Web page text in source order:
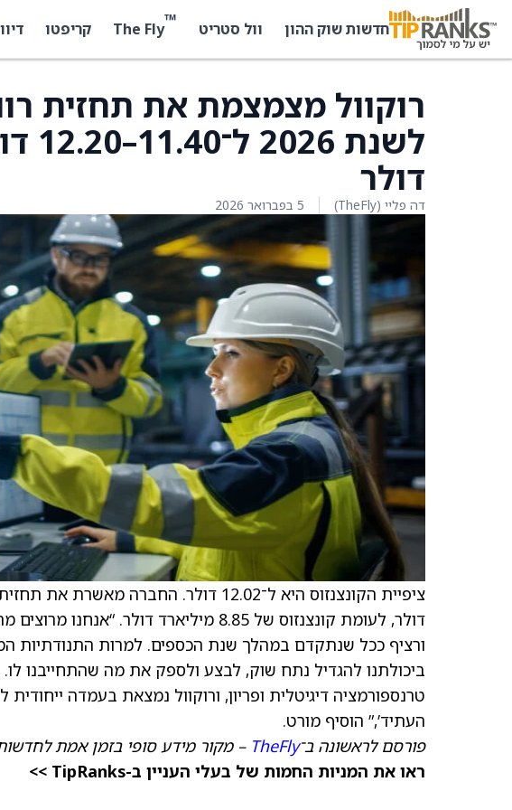
חדשות שוק ההון וול סטריט ™
The Fly קריפטו
דולר
דה פליי (TheFly) 5 בפברואר 2026
דולר, לעומת קונצנזוס של 8.85 מיליארד
ורציף ככל שנתקדם במהלך שנת הכספים. למרות התנודתיות
ביכולתנו להגדיל נתח שוק, לבצע ולספק את מה שהתחייבנו
טרנספורמציה דיגיטלית ופריון, ורוקוול נמצאת בעמדה
העתיד’,” הוסיף מורט.
פורסם לראשונה ב־TheFly – מקור מידע סופי בזמן אמת
ראו את המניות החמות של בעלי העניין ב-TipRanks >>